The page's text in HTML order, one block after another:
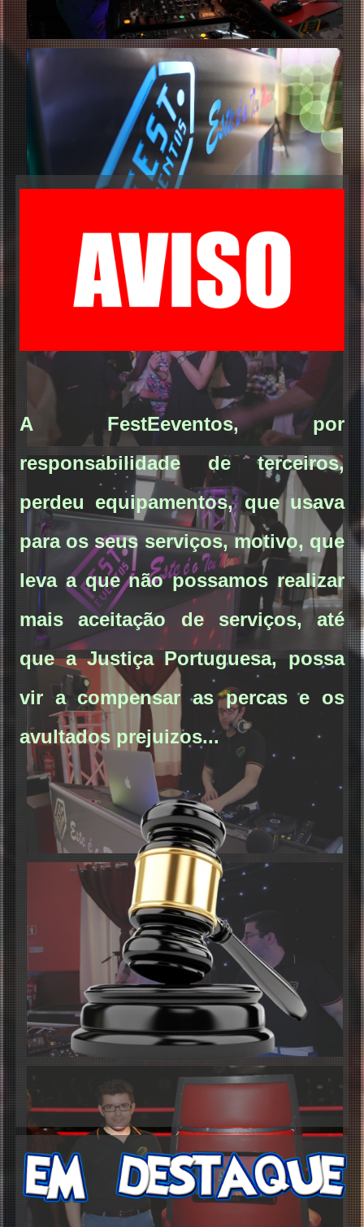
A FestEeventos, por
responsabilidade de terceiros,
perdeu equipamentos, que usava
para os seus serviços, motivo, que
leva a que não possamos realizar
mais aceitação de serviços, até
que a Justiça Portuguesa, possa
vir a compensar as percas e os
avultados prejuizos...